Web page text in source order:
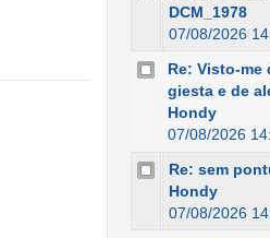
DCM_1978
07/08/2026
Re: Visto-me
giesta e de
Hondy
07/08/2026
Re: sem
Hondy
07/08/2026